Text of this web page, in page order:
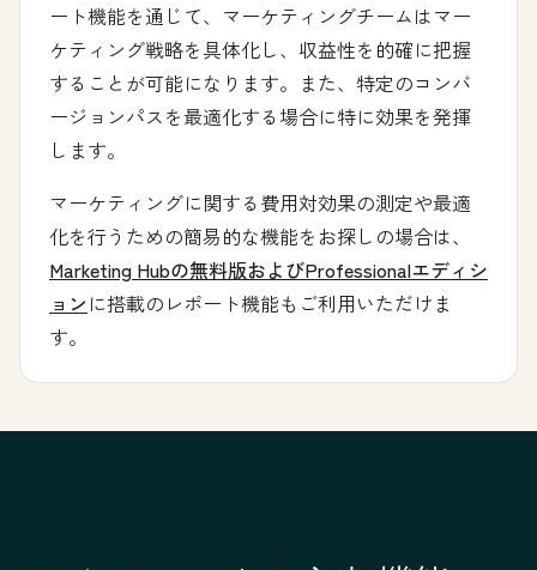
ート機能を通じて、マーケティングチームはマー
ケティング戦略を具体化し、収益性を的確に把握
することが可能になります。また、特定のコンバ
ージョンパスを最適化する場合に特に効果を発揮
します。
マーケティングに関する費用対効果の測定や最適
化を行うための簡易的な機能をお探しの場合は、
Marketing Hubの無料版およびProfessionalエディシ
ョン に搭載のレポート機能もご利用いただけま
す。